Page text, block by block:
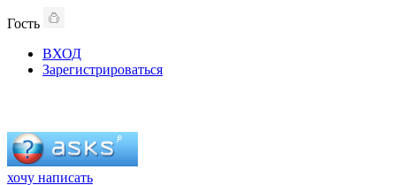
Гость
ВХОД
Зарегистрироваться
хочу написать